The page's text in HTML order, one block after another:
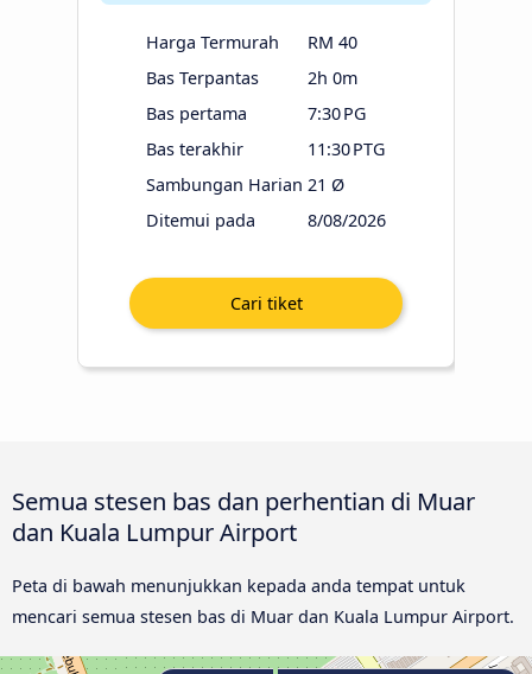
Harga Termurah
RM 40
Bas Terpantas
2h 0m
Bas pertama
7:30 PG
Bas terakhir
11:30 PTG
Sambungan Harian 21 Ø
Ditemui pada
8/08/2026
Semua stesen bas dan perhentian di Muar
dan Kuala Lumpur Airport
Peta di bawah menunjukkan kepada anda tempat untuk
mencari semua stesen bas di Muar dan Kuala Lumpur Airport.